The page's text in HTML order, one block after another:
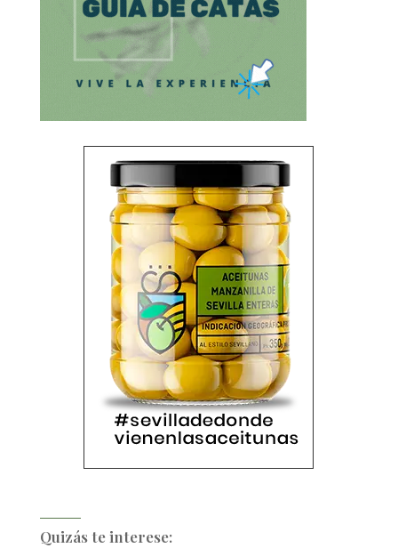
Quizás te interese: